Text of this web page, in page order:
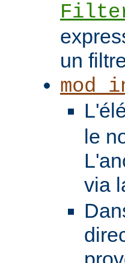
un
le
via